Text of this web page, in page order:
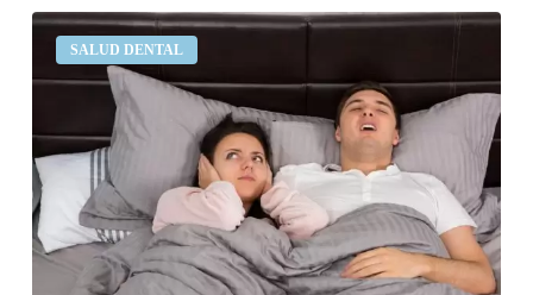
SALUD DENTAL
¿Por
qué
roncamos?
alguna
solución
para
los